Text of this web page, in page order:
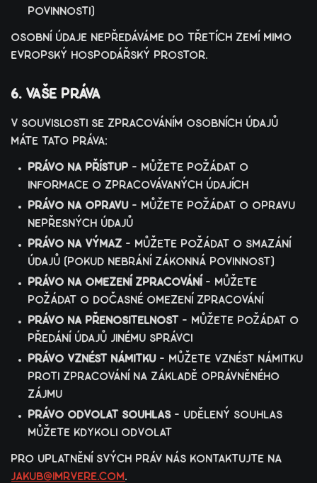
povinnosti)
osobní údaje nepředáváme do třetích zemí mimo
evropský hospodářský prostor.
6. vaše práva
v souvislosti se zpracováním osobních údajů
máte tato práva:
právo na přístup – můžete požádat o
informace o zpracovávaných údajích
právo na opravu – můžete požádat o opravu
nepřesných údajů
právo na výmaz – můžete požádat o smazání
údajů (pokud nebrání zákonná povinnost)
právo na omezení zpracování – můžete
požádat o dočasné omezení zpracování
právo na přenositelnost
– můžete požádat o
předání údajů jinému správci
právo vznést námitku – můžete vznést námitku
proti zpracování na základě oprávněného
zájmu
právo odvolat souhlas – udělený souhlas
můžete kdykoli odvolat
pro uplatnění svých práv nás kontaktujte na
jakub@imrvere.com.